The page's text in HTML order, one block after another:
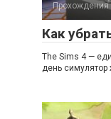
Прохождения
Как
The Sims 4 —
день симулятор